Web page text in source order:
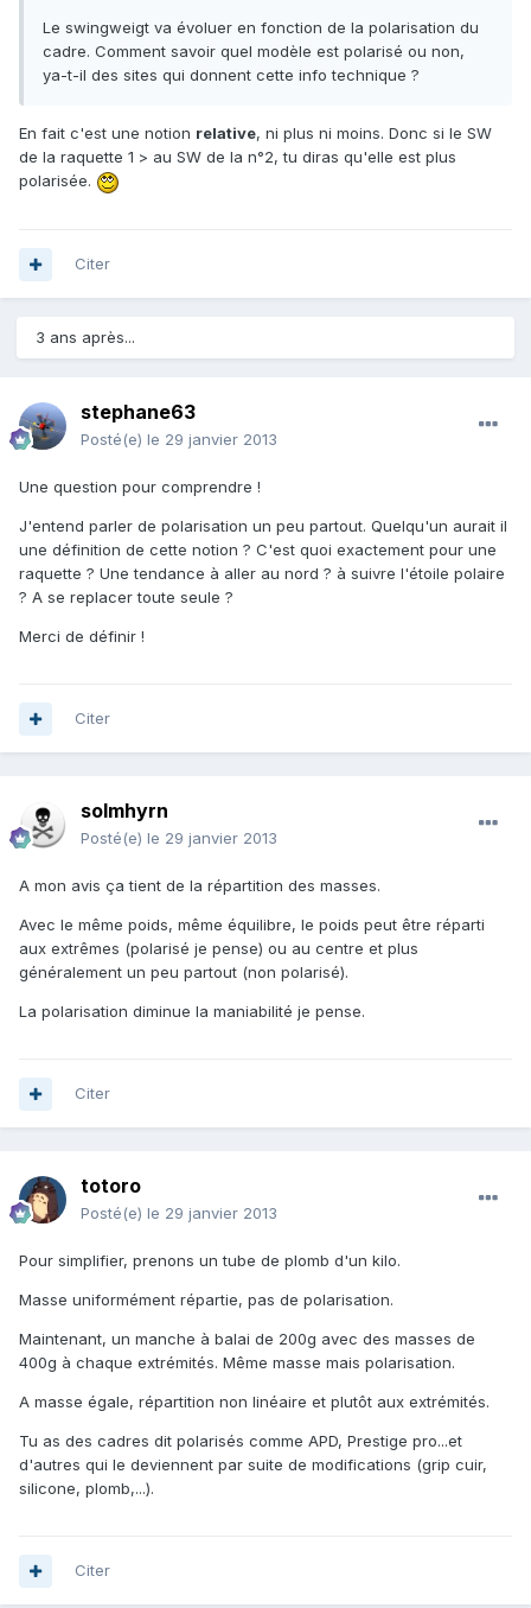
Le swingweigt va évoluer en fonction de la polarisation du
cadre. Comment savoir quel modèle est polarisé ou non,
ya-t-il des sites qui donnent cette info technique ?
En fait c'est une notion relative, ni plus ni moins. Donc si le SW
de la raquette 1 > au SW de la n°2, tu diras qu'elle est plus
polarisée.
Citer
3 ans après...
stephane63
Posté(e) le 29 janvier 2013
Une question pour comprendre !
J'entend parler de polarisation un peu partout. Quelqu'un aurait il
une définition de cette notion ? C'est quoi exactement pour une
raquette ? Une tendance à aller au nord ? à suivre l'étoile polaire
? A se replacer toute seule ?
Merci de définir !
Citer
solmhyrn
Posté(e) le 29 janvier 2013
A mon avis ça tient de la répartition des masses.
Avec le même poids, même équilibre, le poids peut être réparti
aux extrêmes (polarisé je pense) ou au centre et plus
généralement un peu partout (non polarisé).
La polarisation diminue la maniabilité je pense.
Citer
totoro
Posté(e) le 29 janvier 2013
Pour simplifier, prenons un tube de plomb d'un kilo.
Masse uniformément répartie, pas de polarisation.
Maintenant, un manche à balai de 200g avec des masses de
400g à chaque extrémités. Même masse mais polarisation.
A masse égale, répartition non linéaire et plutôt aux extrémités.
Tu as des cadres dit polarisés comme APD, Prestige pro...et
d'autres qui le deviennent par suite de modifications (grip cuir,
silicone, plomb,...).
Citer